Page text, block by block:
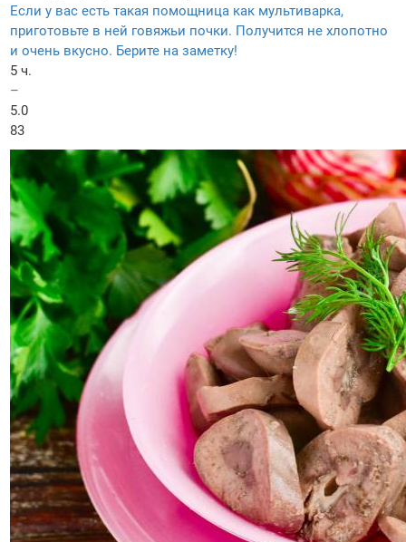
Если у вас есть такая помощница как мультиварка,
приготовьте в ней говяжьи почки. Получится не хлопотно
и очень вкусно. Берите на заметку!
5 ч.
–
5.0
83